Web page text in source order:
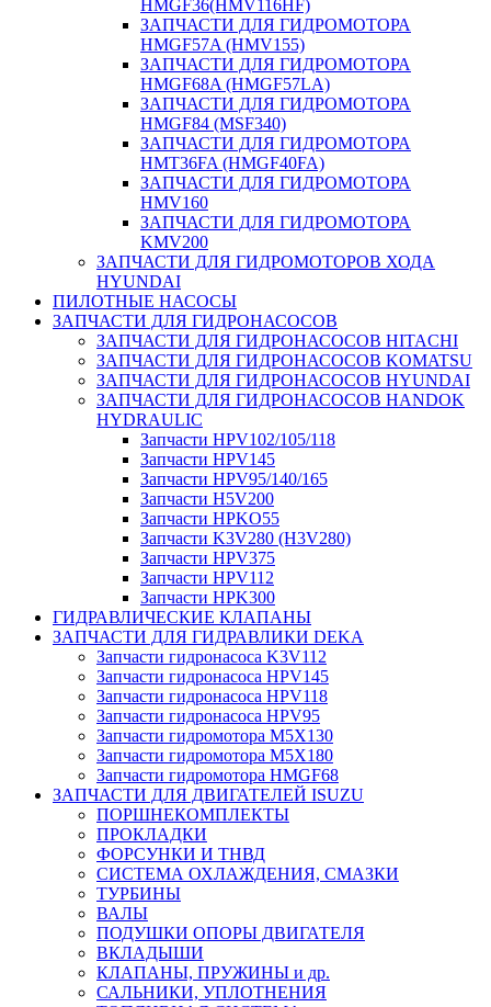
HMGF36(HMV116HF)
ЗАПЧАСТИ ДЛЯ ГИДРОМОТОРА
HMGF57A (HMV155)
ЗАПЧАСТИ ДЛЯ ГИДРОМОТОРА
HMGF68A (HMGF57LA)
ЗАПЧАСТИ ДЛЯ ГИДРОМОТОРА
HMGF84 (MSF340)
ЗАПЧАСТИ ДЛЯ ГИДРОМОТОРА
HMT36FA (HMGF40FA)
ЗАПЧАСТИ ДЛЯ ГИДРОМОТОРА
HMV160
ЗАПЧАСТИ ДЛЯ ГИДРОМОТОРА
KMV200
ЗАПЧАСТИ ДЛЯ ГИДРОМОТОРОВ ХОДА
HYUNDAI
ПИЛОТНЫЕ НАСОСЫ
ЗАПЧАСТИ ДЛЯ ГИДРОНАСОСОВ
ЗАПЧАСТИ ДЛЯ ГИДРОНАСОСОВ HITACHI
ЗАПЧАСТИ ДЛЯ ГИДРОНАСОСОВ KOMATSU
ЗАПЧАСТИ ДЛЯ ГИДРОНАСОСОВ HYUNDAI
ЗАПЧАСТИ ДЛЯ ГИДРОНАСОСОВ HANDOK
HYDRAULIC
Запчасти HPV102/105/118
Запчасти HPV145
Запчасти HPV95/140/165
Запчасти H5V200
Запчасти HPKO55
Запчасти K3V280 (H3V280)
Запчасти HPV375
Запчасти HPV112
Запчасти HPK300
ГИДРАВЛИЧЕСКИЕ КЛАПАНЫ
ЗАПЧАСТИ ДЛЯ ГИДРАВЛИКИ DEKA
Запчасти гидронасоса K3V112
Запчасти гидронасоса HPV145
Запчасти гидронасоса HPV118
Запчасти гидронасоса HPV95
Запчасти гидромотора M5X130
Запчасти гидромотора M5X180
Запчасти гидромотора HMGF68
ЗАПЧАСТИ ДЛЯ ДВИГАТЕЛЕЙ ISUZU
ПОРШНЕКОМПЛЕКТЫ
ПРОКЛАДКИ
ФОРСУНКИ И ТНВД
СИСТЕМА ОХЛАЖДЕНИЯ, СМАЗКИ
ТУРБИНЫ
ВАЛЫ
ПОДУШКИ ОПОРЫ ДВИГАТЕЛЯ
ВКЛАДЫШИ
КЛАПАНЫ, ПРУЖИНЫ и др.
САЛЬНИКИ, УПЛОТНЕНИЯ